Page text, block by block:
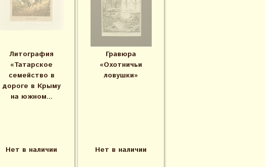
Литография
«Татарское
семейство в
дороге в Крыму
на южном...
Нет в наличии
Гравюра
«Охотничьи
ловушки»
Нет в наличии